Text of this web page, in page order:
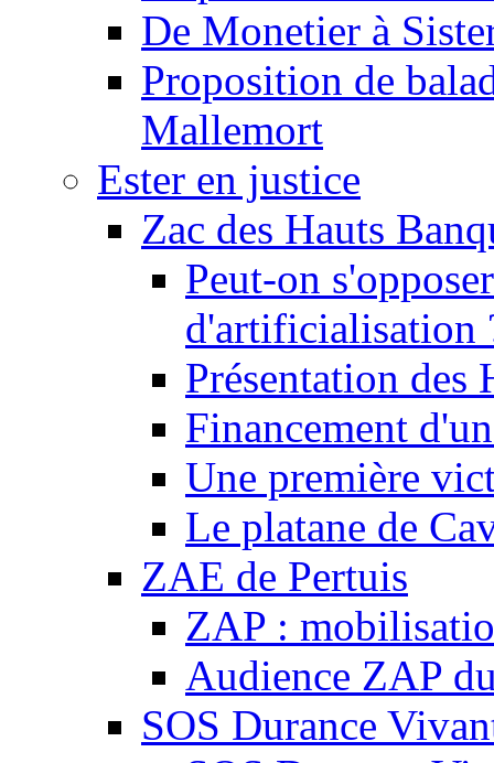
De Monetier à
Proposition de
Mallemort
Ester en justice
Zac des Hauts
Peut-on
d'artificialisation
Présentation des
Financement
Une première
Le platane de
ZAE de Pertuis
ZAP :
Audience ZAP
SOS Durance